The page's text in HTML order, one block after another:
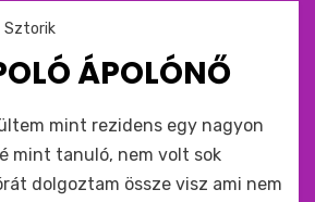
Sztorik
ÁPOLÓNŐ
mint rezidens egy nagyon
mint tanuló, nem volt sok
dolgoztam össze visz ami nem